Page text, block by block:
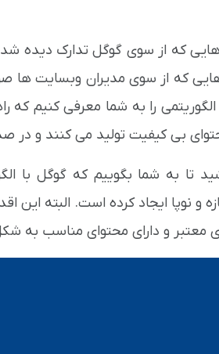
هایی که از سوی گوگل تدارک
که از سوی مدیران وبسایت ها
را به شما معرفی کنیم
بی کیفیت تولید می کنند و
تا به شما بگوییم که گوگل با
و نوپا ایجاد کرده است. البته
و دارای محتوای مناسب به